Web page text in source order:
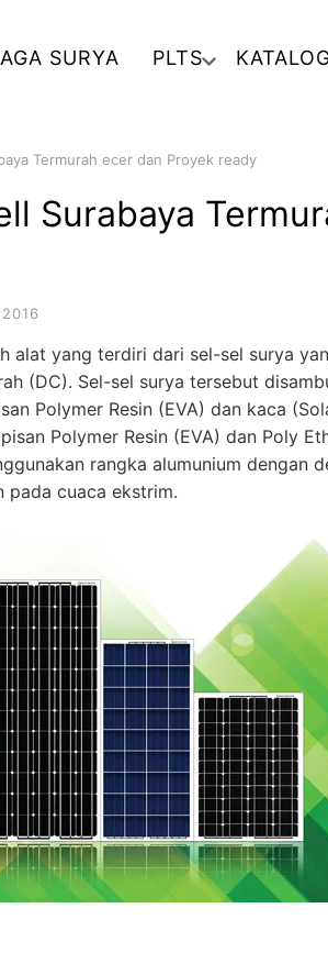
SURYA PLTS
Termurah ecer dan Proyek ready
Surabaya
alat yang terdiri dari sel-sel surya
(DC). Sel-sel surya tersebut
Polymer Resin (EVA) dan kaca
Polymer Resin (EVA) dan Poly
rangka alumunium dengan
pada cuaca ekstrim.